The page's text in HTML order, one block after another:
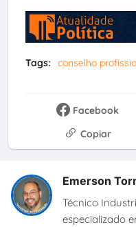
Tags: conselho
Facebook
Copiar
Emerson
Técnico
especializado